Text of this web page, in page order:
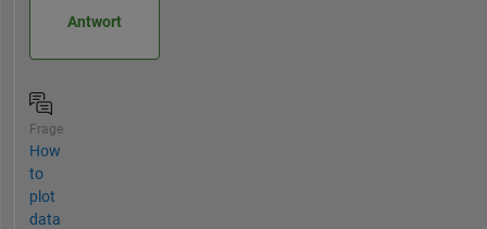
Antwort
Frage
How
to
plot
data